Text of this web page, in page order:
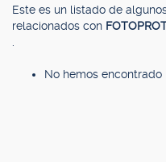
Este es un listado de
relacionados con
No hemos